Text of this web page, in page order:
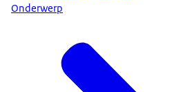
Onderwerp